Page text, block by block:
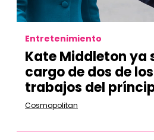
Entretenimiento
Kate Middleton ya
cargo de dos de
trabajos del
Cosmopolitan